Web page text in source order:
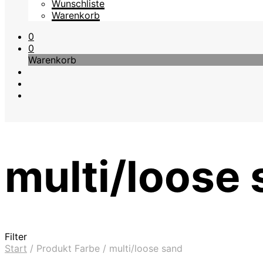
Wunschliste
Warenkorb
0
0
Warenkorb
multi/loose
Filter
Start / Produkt Farbe / multi/loose sand